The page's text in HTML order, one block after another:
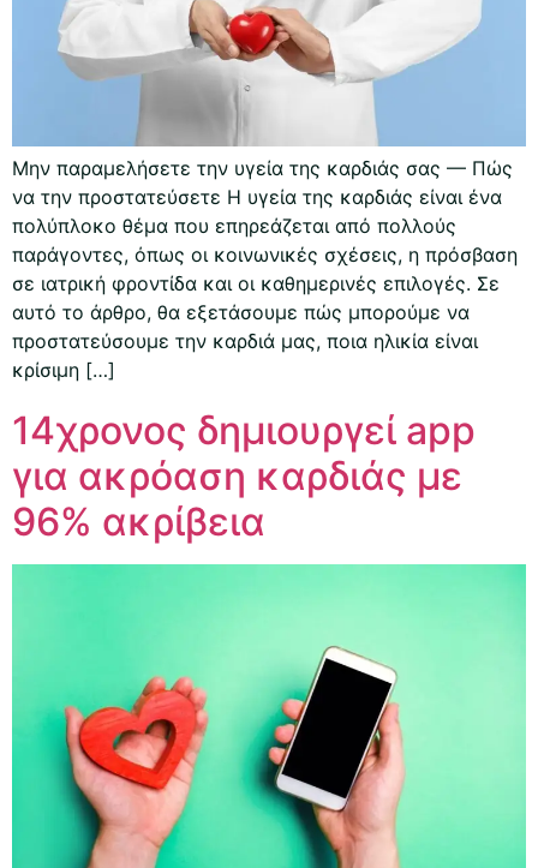
Μην παραμελήσετε την υγεία της καρδιάς σας — Πώς
να την προστατεύσετε Η υγεία της καρδιάς είναι ένα
πολύπλοκο θέμα που επηρεάζεται από πολλούς
παράγοντες, όπως οι κοινωνικές σχέσεις, η πρόσβαση
σε ιατρική φροντίδα και οι καθημερινές επιλογές. Σε
αυτό το άρθρο, θα εξετάσουμε πώς μπορούμε να
προστατεύσουμε την καρδιά μας, ποια ηλικία είναι
κρίσιμη […]
14χρονος δημιουργεί app
για ακρόαση καρδιάς με
96% ακρίβεια